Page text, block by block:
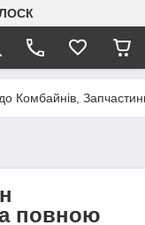
Комбайнів,
повною